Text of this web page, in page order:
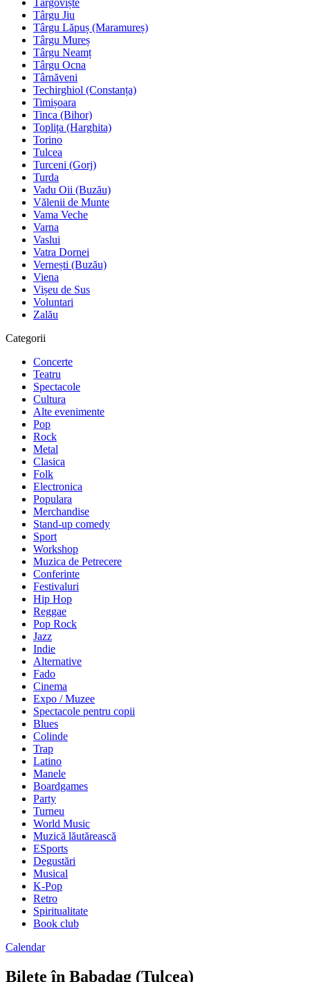
Târgoviște
Târgu Jiu
Târgu Lăpuș (Maramureș)
Târgu Mureș
Târgu Neamț
Târgu Ocna
Târnăveni
Techirghiol (Constanța)
Timișoara
Tinca (Bihor)
Toplița (Harghita)
Torino
Tulcea
Turceni (Gorj)
Turda
Vadu Oii (Buzău)
Vălenii de Munte
Vama Veche
Varna
Vaslui
Vatra Dornei
Vernești (Buzău)
Viena
Vișeu de Sus
Voluntari
Zalău
Categorii
Concerte
Teatru
Spectacole
Cultura
Alte evenimente
Pop
Rock
Metal
Clasica
Folk
Electronica
Populara
Merchandise
Stand-up comedy
Sport
Workshop
Muzica de Petrecere
Conferinte
Festivaluri
Hip Hop
Reggae
Pop Rock
Jazz
Indie
Alternative
Fado
Cinema
Expo / Muzee
Spectacole pentru copii
Blues
Colinde
Trap
Latino
Manele
Boardgames
Party
Turneu
World Music
Muzică lăutărească
ESports
Degustări
Musical
K-Pop
Retro
Spiritualitate
Book club
Calendar
Bilete în Babadag (Tulcea)